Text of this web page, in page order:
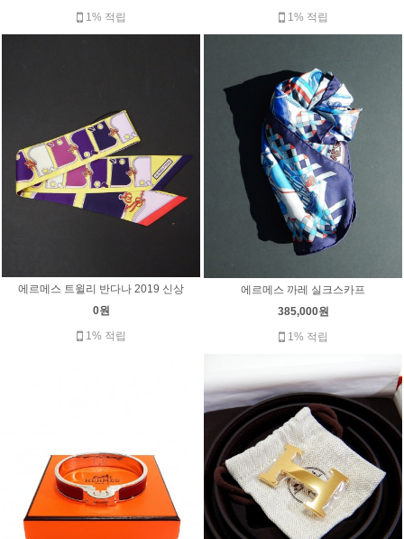
1% 적립
1% 적립
에르메스 트윌리 반다나 2019 신상
0원
1% 적립
에르메스 까레 실크스카프
385,000원
1% 적립